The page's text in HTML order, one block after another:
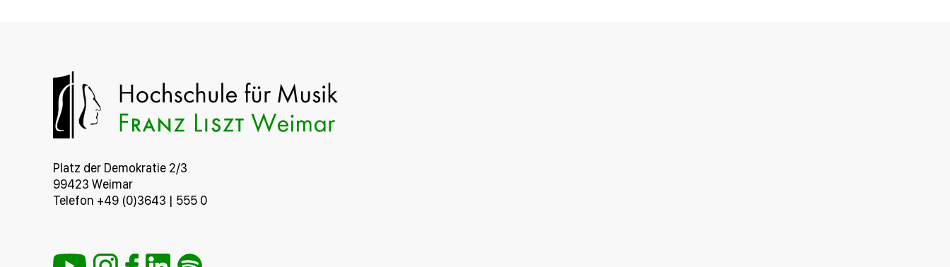
Platz der Demokratie 2/3
99423 Weimar
Telefon +49 (0)3643 | 555 0